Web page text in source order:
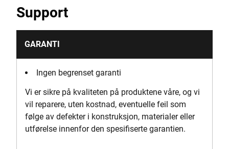
25
Produktets vekt [Kg]
135
Slo
Ja
Support
GARANTI
Ingen begrenset garanti
Vi er sikre på kvaliteten på produktene våre, og vi
vil reparere, uten kostnad, eventuelle feil som
følge av defekter i konstruksjon, materialer eller
utførelse innenfor den spesifiserte garantien.